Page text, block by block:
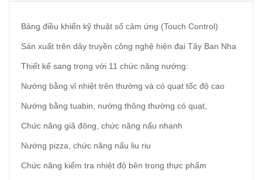
Bảng điều khiển kỹ thuật số cảm ứng (Touch Control)
Sản xuất trên dây truyền công nghệ hiện đại Tây Ban Nha
Thiết kế sang trọng với 11 chức năng nướng:
Nướng bằng vỉ nhiệt trên thường và có quạt tốc độ cao
Nướng bằng tuabin, nướng thông thường có quạt,
Chức năng giã đông, chức năng nấu nhanh
Nướng pizza, chức năng nấu liu riu
Chức năng kiểm tra nhiệt độ bên trong thực phẩm